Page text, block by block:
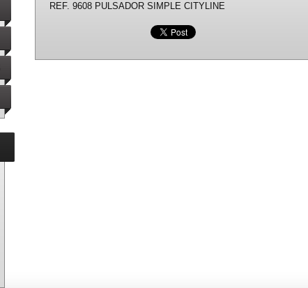
REF. 9608 PULSADOR SIMPLE CITYLINE